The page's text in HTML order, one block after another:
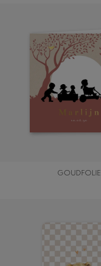
GOUDFOLIE